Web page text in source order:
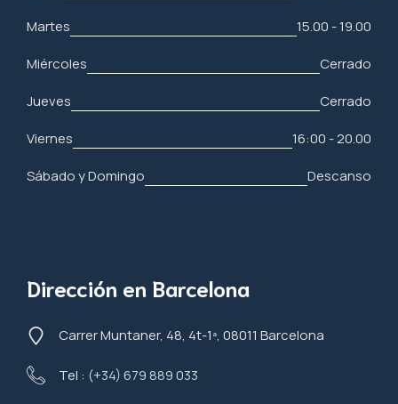
Martes
15.00 - 19.00
Miércoles
Cerrado
Jueves
Cerrado
Viernes
16:00 - 20.00
Sábado y Domingo
Descanso
Dirección en Barcelona
Carrer Muntaner, 48, 4t-1ª, 08011 Barcelona
Tel : (+34) 679 889 033